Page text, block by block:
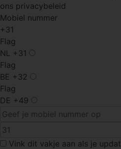
ons privacybeleid
Mobiel nummer
+31
Flag
NL
+31
Flag
BE +32
Flag
DE +49
Vink dit vakje aan als je